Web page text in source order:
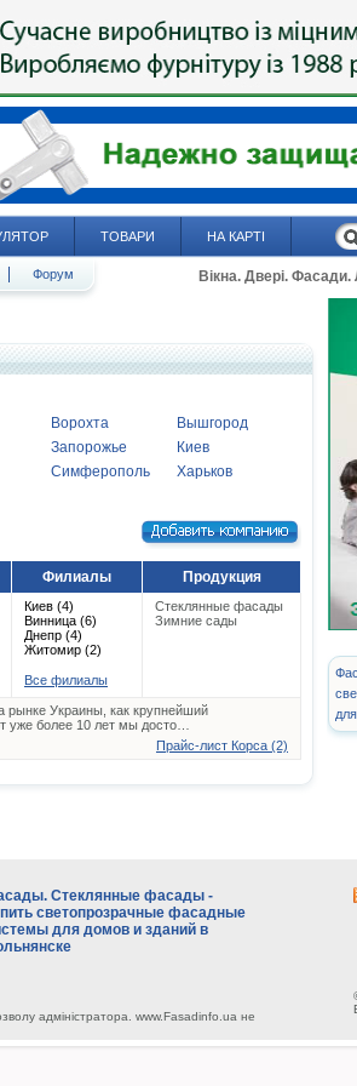
ТОВАРИ НА КАРТІ
Форум Вікна. Двері. Фасади.
Ворохта
Вышгород
Запорожье
Киев
Симферополь Харьков
Филиалы
Продукция
Киев (4)
Винница (6)
Днепр (4)
Житомир (2)
Стеклянные фасады
Зимние сады
Все филиалы
Украины, как крупнейший
уже более 10 лет мы досто…
Прайс-лист Корса (2)
Стеклянные фасады -
светопрозрачные фасадные
для домов и зданий в
адміністратора. www.Fasadinfo.ua не